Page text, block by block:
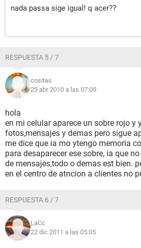
nada passa sige igual! q acer??
RESPUESTA 5 / 7
cositas
25 abr 2010 a las 07:09
hola
en mi celular aparece un sobre rojo y
fotos,mensajes y demas pero sigue
me dice que ia mo ytengo memoria
para desaparecer ese sobre, ia que
de mensajes,todo o demas est bien.
en el centro de atncion a clientes no
RESPUESTA 6 / 7
LaCc
22 dic 2011 a las 05:05